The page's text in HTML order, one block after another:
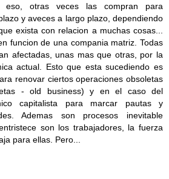
eso, otras veces las compran para
y aveces a largo plazo, dependiendo
exista con relacion a muchas cosas...
funcion de una compania matriz. Todas
afectadas, unas mas que otras, por la
actual. Esto que esta sucediendo es
renovar ciertos operaciones obsoletas
- old business) y en el caso del
capitalista para marcar pautas y
Ademas son procesos inevitable
son los trabajadores, la fuerza
para ellas. Pero...